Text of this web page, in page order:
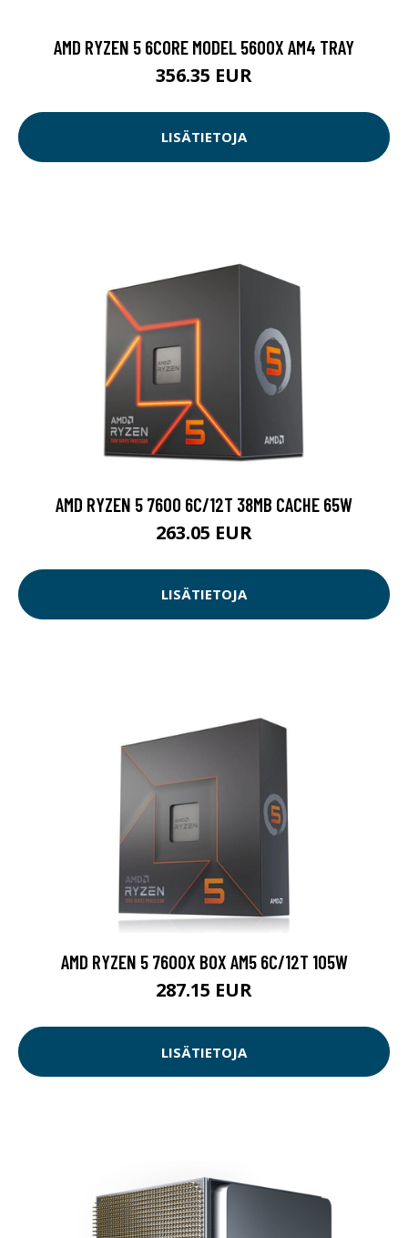
AMD RYZEN 5 6CORE MODEL 5600X AM4 TRAY
356.35 EUR
LISÄTIETOJA
AMD RYZEN 5 7600 6C/12T 38MB CACHE 65W
263.05 EUR
LISÄTIETOJA
AMD RYZEN 5 7600X BOX AM5 6C/12T 105W
287.15 EUR
LISÄTIETOJA